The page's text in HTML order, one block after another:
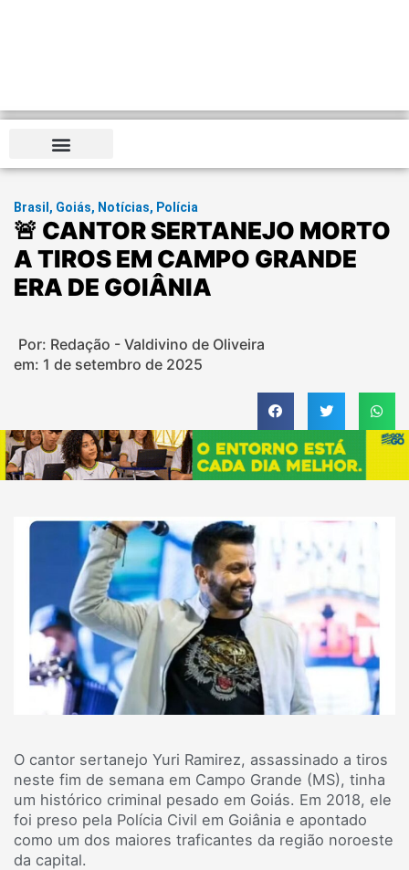
Brasil , Goiás, Notícias, Polícia
🚨 CANTOR SERTANEJO MORTO
A TIROS EM CAMPO GRANDE
ERA DE GOIÂNIA
Por: Redação - Valdivino de Oliveira
em: 1 de setembro de 2025
O cantor sertanejo Yuri Ramirez, assassinado a tiros
neste fim de semana em Campo Grande (MS), tinha
um histórico criminal pesado em Goiás. Em 2018, ele
foi preso pela Polícia Civil em Goiânia e apontado
como um dos maiores traficantes da região noroeste
da capital.